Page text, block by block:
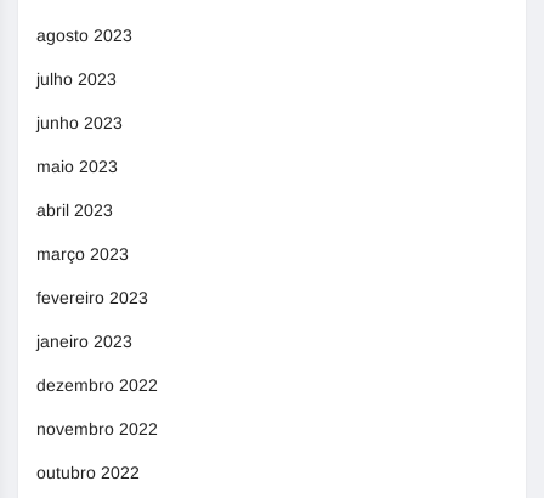
agosto 2023
julho 2023
junho 2023
maio 2023
abril 2023
março 2023
fevereiro 2023
janeiro 2023
dezembro 2022
novembro 2022
outubro 2022